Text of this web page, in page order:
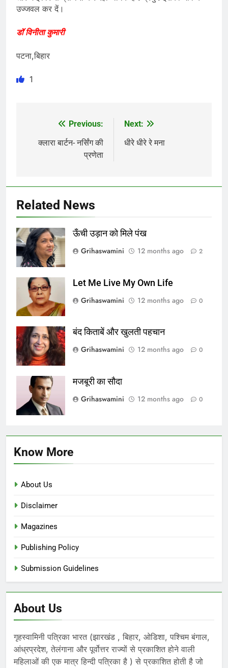
उज्जवल कर दें।
डॉ विनीता कुमारी
पटना,बिहार
1
navigation
Previous:
क्लारा बार्टन- नर्सिंग की
प्रणेता
Next:
धीरे धीरे रे मना
Related News
ऊँची उड़ान को मिले पंख
Grihaswamini
12 months ago 2
Let Me Live My Own Life
Grihaswamini
12 months ago 0
बंद किताबें और खुलती पहचान
Grihaswamini
12 months ago 0
मजबूरी का सौदा
Grihaswamini
12 months ago 0
Know More
About Us
Disclaimer
Magazines
Publishing Policy
Submission Guidelines
About Us
गृहस्वामिनी पत्रिका भारत (झारखंड , बिहार, ओडिशा, पश्चिम बंगाल,
आंध्रप्रदेश, तेलंगाना और पूर्वोत्तर राज्यों से प्रकाशित होने वाली
महिलाओं की एक मात्र हिन्दी पत्रिका है ) से प्रकाशित होती है जो